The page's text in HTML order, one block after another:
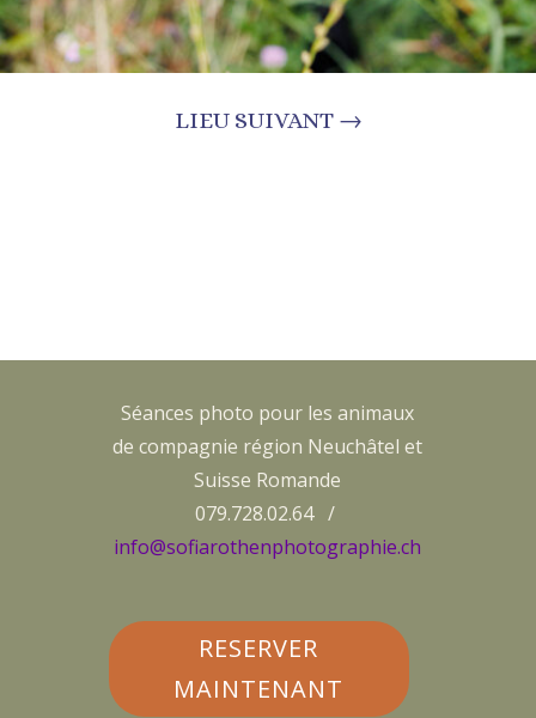
LIEU SUIVANT →
Séances photo pour les animaux
de compagnie région Neuchâtel et
Suisse Romande
079.728.02.64 /
info@sofiarothenphotographie.ch
RESERVER
MAINTENANT